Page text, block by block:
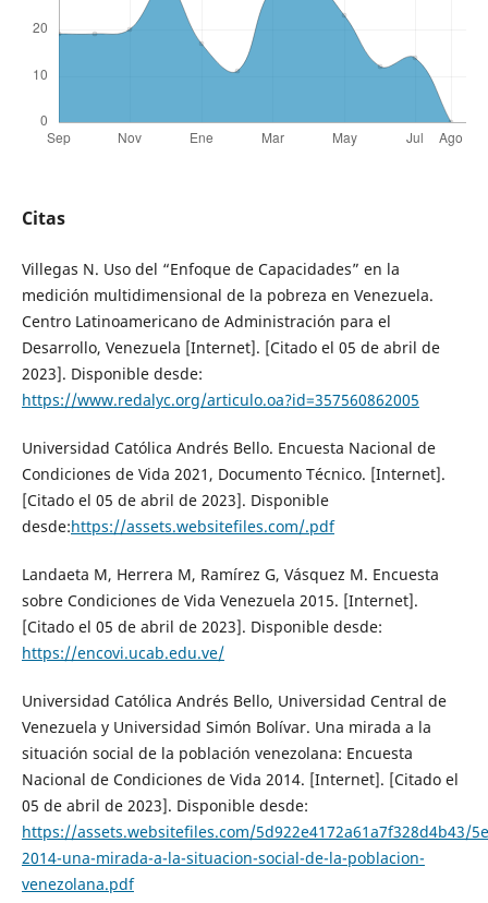
Citas
Villegas N. Uso del “Enfoque de Capacidades” en la
medición multidimensional de la pobreza en Venezuela.
Centro Latinoamericano de Administración para el
Desarrollo, Venezuela [Internet]. [Citado el 05 de abril de
2023]. Disponible desde:
https://www.redalyc.org/articulo.oa?id=357560862005
Universidad Católica Andrés Bello. Encuesta Nacional de
Condiciones de Vida 2021, Documento Técnico. [Internet].
[Citado el 05 de abril de 2023]. Disponible
desde:https://assets.websitefiles.com/.pdf
Landaeta M, Herrera M, Ramírez G, Vásquez M. Encuesta
sobre Condiciones de Vida Venezuela 2015. [Internet].
[Citado el 05 de abril de 2023]. Disponible desde:
https://encovi.ucab.edu.ve/
Universidad Católica Andrés Bello, Universidad Central de
Venezuela y Universidad Simón Bolívar. Una mirada a la
situación social de la población venezolana: Encuesta
Nacional de Condiciones de Vida 2014. [Internet]. [Citado el
05 de abril de 2023]. Disponible desde:
https://assets.websitefiles.com/5d922e4172a61a7f328d4b43/
2014-una-mirada-a-la-situacion-social-de-la-poblacion-
venezolana.pdf